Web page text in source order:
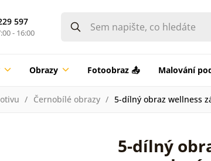
597
- 16:00
Obrazy Fotoobraz 📤 Malování
Černobílé obrazy 5-dílný obraz wellness
5-dílný